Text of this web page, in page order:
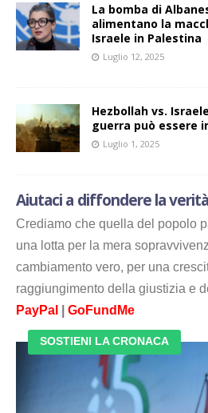
La bomba di
alimentano la
Israele in Palestina
Luglio 12, 2025
Hezbollah vs.
guerra può essere
Luglio 1, 2025
Aiutaci a diffondere la verità
Crediamo che quella del popolo
una lotta per la mera
cambiamento vero, per una
raggiungimento della giustizia e
PayPal
GoFundMe
SOSTIENI LA CRONACA